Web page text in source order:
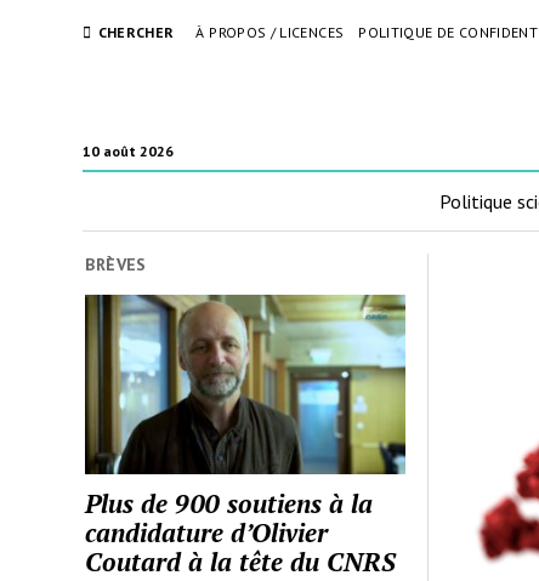
CHERCHER À PROPOS / LICENCES POLITIQUE DE
10 août 2026
Politique
BRÈVES
Plus de 900 soutiens à la
candidature d’Olivier
Coutard à la tête du CNRS